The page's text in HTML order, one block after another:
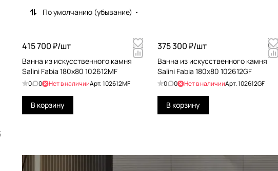
По умолчанию (убывание)
415 700 ₽/шт
Ванна из искусственного камня
Salini Fabia 180x80 102612MF
0 0 Нет в наличииАрт.102612MF
В корзину
375 300 ₽/шт
Ванна из искусственного камня
Salini Fabia 180x80 102612GF
0 0 Нет в наличииАрт.102612GF
В корзину